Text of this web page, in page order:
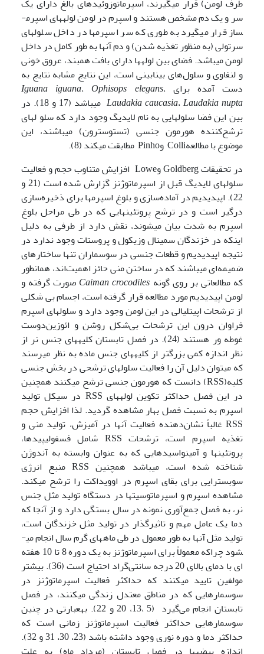
سر و یک دم مشخص هستند و اسپرم در لومن لوله­های اسپرم­
ساز قرار می­گیرد به طوری که سر اسپرم­ها در داخل سلول­های
سرتولی (به منظور تغذیه شدن) و دم آن­ها به طور کامل در داخل
لومن می­باشد. فضای بین لوله­ها دارای بافت همبند، عروق خونی
و لنفاوی و سلول‌های بینابینی است، این نتایج مشابه نتایج به
دست آمده برای
Iguana iguana،Ophisops elegans،
Laudakia caucasia، Laudakia nupta
می­باشد (17 و 18). در
بین این فضا سلول­هایی به نام لایدیگ وجود دارد که سلو ل­های
ترشح‌کننده هورمون جنسی (تستوسترون) می­باشند، این
موضوع با مطالعهColli وPinho مطابقت می­کند (8).
در تحقیقات Goldberg وLowe افزایش متناوب حجم و فعالیت
سلول­های لایدیگ قبل از اسپرماتوژنز گزارش شده است (21 و
22). اپیدیدیم در آماده‌سازی و بلوغ اسپرم­ها برای ذخیره‌سازی
درگیر است و در ترشح پروتئین­هایی که در طی مراحل بلوغ
اسپرم به شدت بیان می­شوند، نقش دارد از طرفی به دلیل
اینکه در خزندگان سمینال وزیکول و پروستات وجود ندارد در
نتیجه اپیدیدیم و قطعات جنسی در سوسماران تنها ساختارهای
ضمیمه‌ای می­باشند که در ساختن منی حائز اهمیت‌اند، همانطور
که مطالعاتی بر روی گونه Caiman crocodiles صورت گرفته و
لومن اپیدیدیم مورد مطالعه قرار گرفته است، اجسام بی شکلی
از ترشحات اپیتلیالی در این لومن وجود دارد و سلول­های اسپرم
فراوان درون این ترشحات بی‌شکل روشن و ائوزین‌دوست
غوطه ور هستند (24). در فصل تابستان کلیه­های جنس نر از
نظر اندازه کمی بزرگتر از کلیه­های جنس ماده به نظر می­رسند
که می­توان دلیل آن را فعالیت سلول­های ترشحی در بخش جنسی
کلیه(RSS) دانست که هورمون جنسی ترشح می­کنند همچنین
در این فصل حداکثر تکوین لوله­های RSS در سیکل تولید
اسپرم به نسبت فصل بهار مشاهده گردید. لذا افزایش حجم
RSS غالباً نشان‌دهنده فعالیت آن­ها در آمیزش، تولید منی و
تغذیه اسپرم است، ترشحات RSS شامل فسفولیپیدها،
پروتئین­ها و آمینواسیدهایی که به عنوان وابسته به آندوژن
شناخته شده است، می­باشد همچنین RSS منبع انرژی
سوبسترایی برای بقای اسپرم در اوویداکت را ترشح می­کند.
مشاهده اسپرم و اسپرماتوسیت­ها در دستگاه تولید مثل جنس
نر، به فصل جمع‌آوری نمونه در سال بستگی دارد و از آنجا که
دما یک عامل مهم و تاثیرگذار در تولید مثل خزندگان است،
تولید مثل آن­ها به طور معمول در طی ماه­های گرم سال انجام می­
شود چراکه معمولاً برای اسپرماتوژنز به یک دوره 8 تا 10 هفته
ای با دمای بالای 20 درجه سانتی‌گراد احتیاج است (36). بیشتر
مولفین تایید می­کنند که حداکثر فعالیت اسپرماتوژنز در
سوسمارهایی که در مناطق معتدل زندگی می­کنند، در فصل
تابستان انجام می‌گیرد (5 ،13، 20 و 22). به­عبارتی در چنین
سوسمارهایی حداکثر فعالیت اسپرماتوژنز زمانی است که
حداکثر دما و دوره نوری وجود داشته باشد (23، 30، 31 و 32).